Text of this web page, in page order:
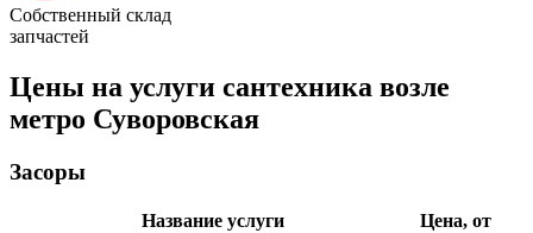
Собственный склад
запчастей
Цены на услуги сантехника возле
метро Суворовская
Засоры
Название услуги
Цена, от